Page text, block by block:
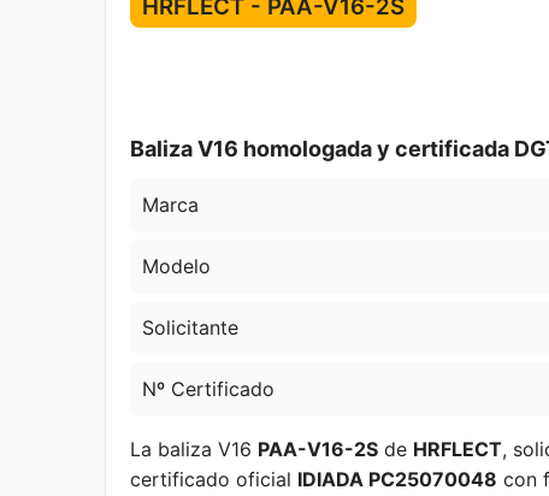
HRFLECT - PAA-V16-2S
Baliza V16 homologada y certificada
Marca
Modelo
Solicitante
Nº Certificado
La baliza V16 PAA-V16-2S de HRFLECT,
certificado oficial IDIADA PC25070048 con